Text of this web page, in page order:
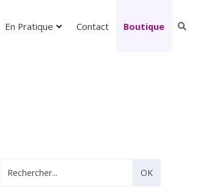
En Pratique Contact Boutique